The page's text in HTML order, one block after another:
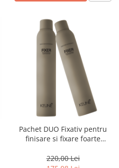
Pachet DUO Fixativ pentru
finisare si fixare foarte
300 ml
220,00 Lei